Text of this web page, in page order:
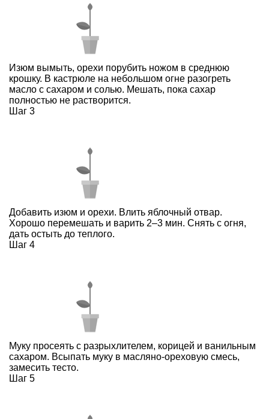
Изюм вымыть, орехи порубить ножом в среднюю
крошку. В кастрюле на небольшом огне разогреть
масло с сахаром и солью. Мешать, пока сахар
полностью не растворится.
Шаг 3
Добавить изюм и орехи. Влить яблочный отвар.
Хорошо перемешать и варить 2–3 мин. Снять с огня,
дать остыть до теплого.
Шаг 4
Муку просеять с разрыхлителем, корицей и ванильным
сахаром. Всыпать муку в масляно-ореховую смесь,
замесить тесто.
Шаг 5